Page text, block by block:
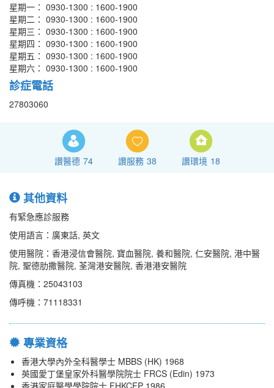
星期一： 0930-1300 : 1600-1900
星期二： 0930-1300 : 1600-1900
星期三： 0930-1300 : 1600-1900
星期四： 0930-1300 : 1600-1900
星期五： 0930-1300 : 1600-1900
星期六： 0930-1300 : 1600-1900
診症電話
27803060
讚醫德 74 讚服務 38 讚環境 18
其他資料
有緊急應診服務
使用語言：廣東話, 英文
使用醫院：香港浸信會醫院, 寶血醫院, 養和醫院, 仁安醫院, 港中醫
院, 聖德肋撒醫院, 荃灣港安醫院, 香港港安醫院
傳真機：25043103
傳呼機：71118331
專業資格
香港大學內外全科醫學士 MBBS (HK) 1968
英國愛丁堡皇家外科醫學院院士 FRCS (Edin) 1973